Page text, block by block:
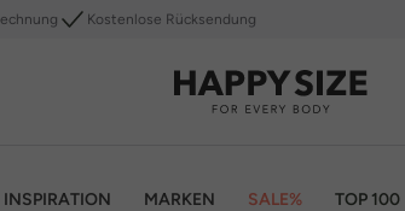
Kostenlose Rücksendung
INSPIRATION MARKEN SALE% TOP 100